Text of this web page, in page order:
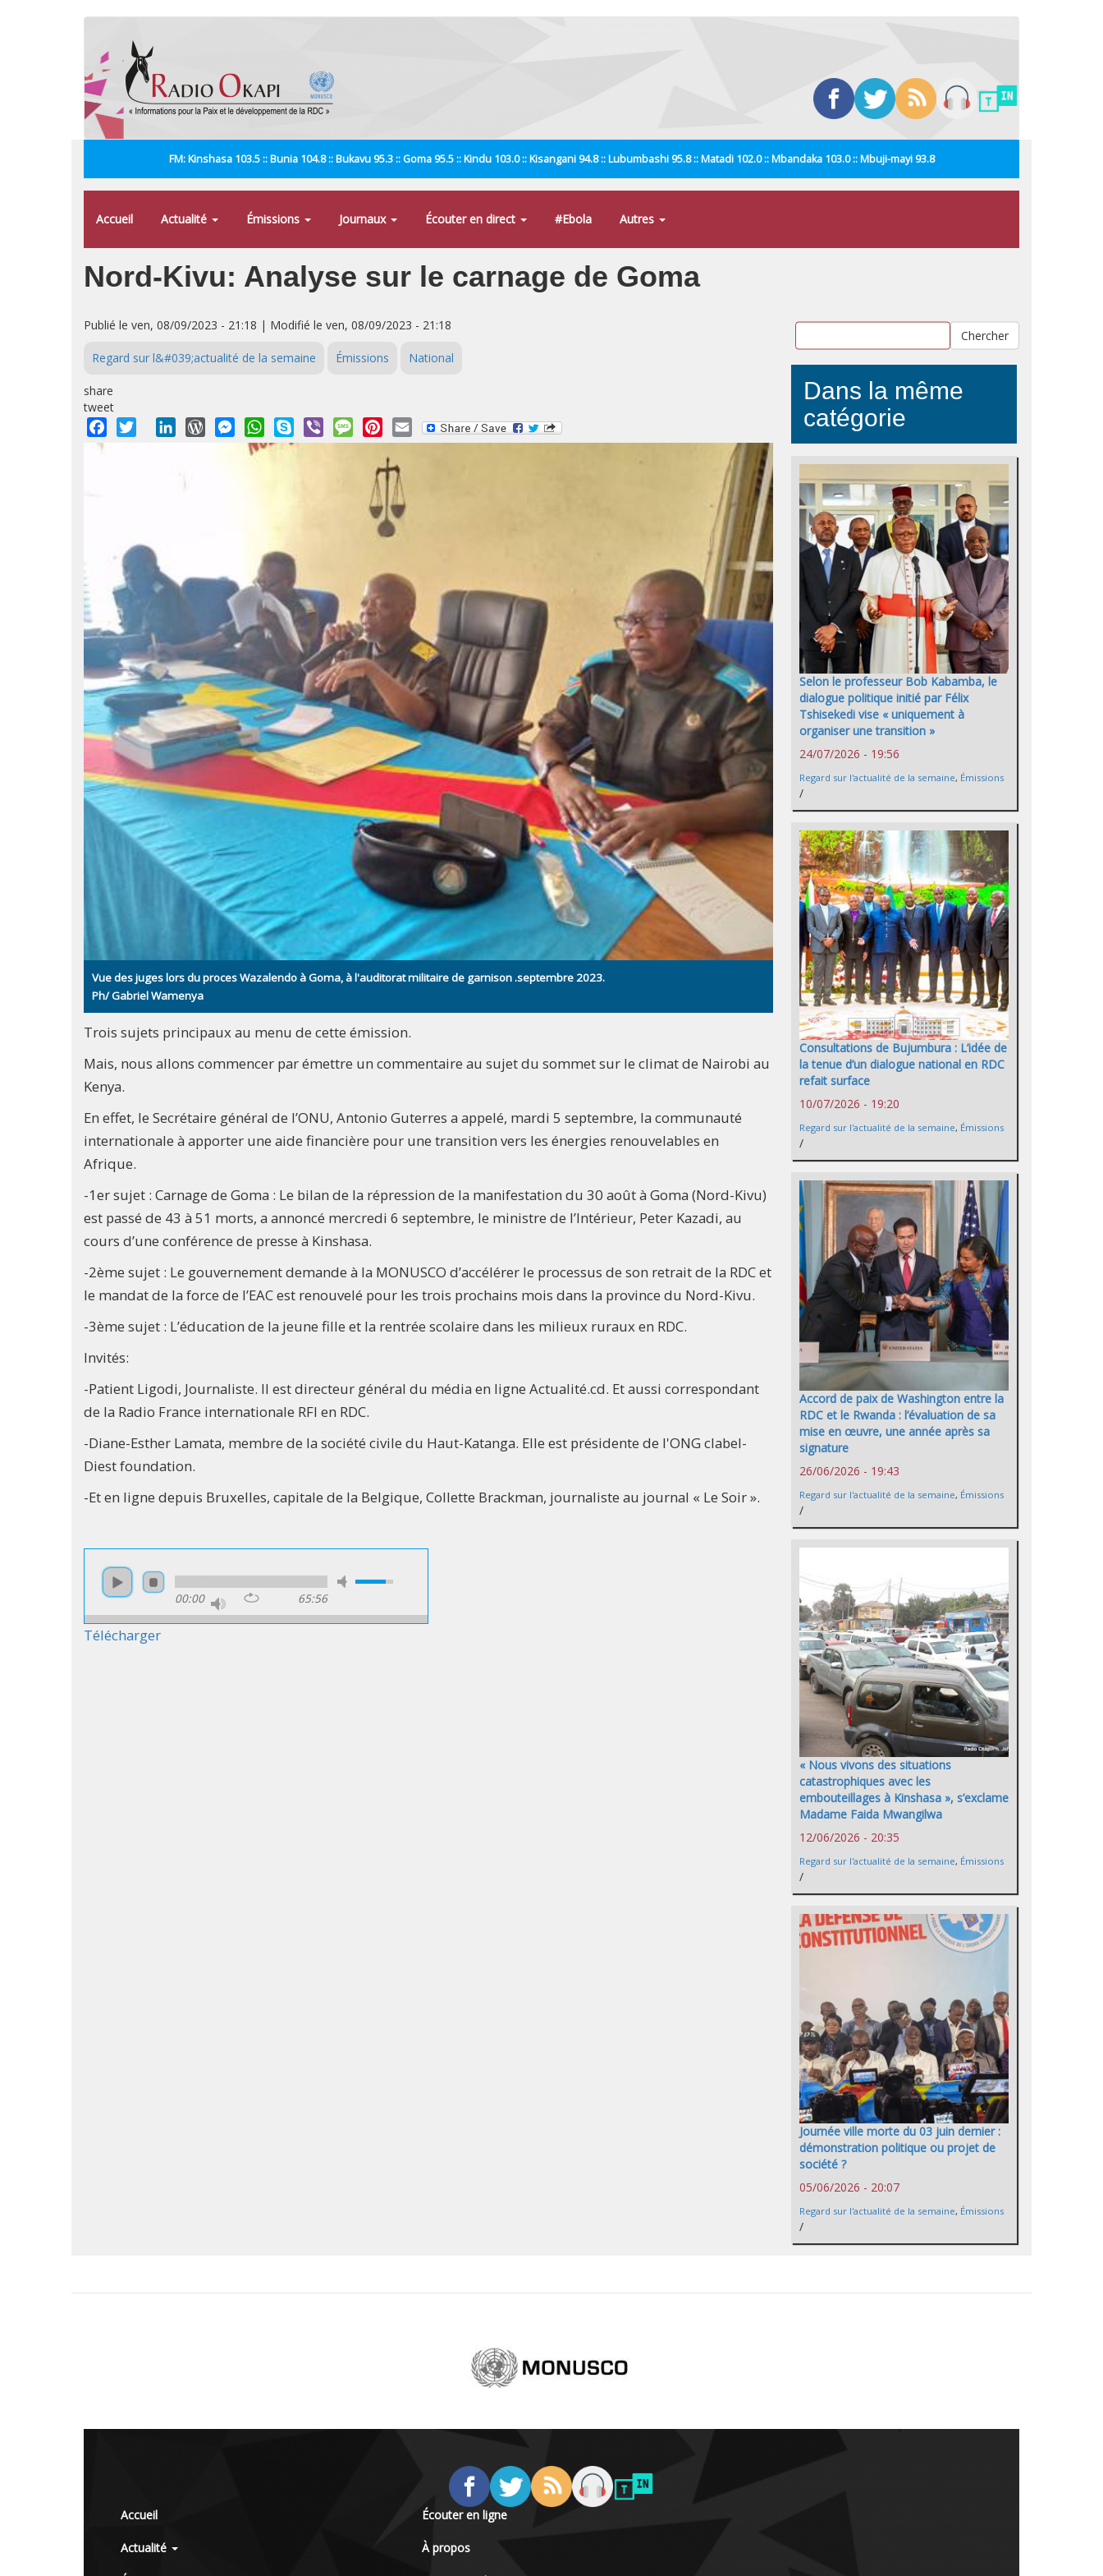
FM: Kinshasa 103.5 :: Bunia 104.8 :: Bukavu 95.3 :: Goma 95.5 :: Kindu 103.0 :: Kisangani 94.8 :: Lubumbashi 95.8 :: Matadi 102.0 :: Mbandaka 103.0 :: Mbuji-mayi 93.8
Accueil Actualité Émissions Journaux Écouter en direct #Ebola Autres
Nord-Kivu: Analyse sur le carnage de Goma
Publié le ven, 08/09/2023 - 21:18 | Modifié le ven, 08/09/2023 - 21:18
Regard sur l&#039;actualité de la semaine Émissions National
share
tweet
Facebook
Twitter LinkedInWordPressMessengerWhatsApp
Skype Viber MessagePinterest
Email
Vue des juges lors du proces Wazalendo à Goma, à l'auditorat militaire de garnison .septembre 2023.
Ph/ Gabriel Wamenya
Trois sujets principaux au menu de cette émission.
Mais, nous allons commencer par émettre un commentaire au sujet du sommet sur le climat de Nairobi au
Kenya.
En effet, le Secrétaire général de l’ONU, Antonio Guterres a appelé, mardi 5 septembre, la communauté
internationale à apporter une aide financière pour une transition vers les énergies renouvelables en
Afrique.
-1er sujet : Carnage de Goma : Le bilan de la répression de la manifestation du 30 août à Goma (Nord-Kivu)
est passé de 43 à 51 morts, a annoncé mercredi 6 septembre, le ministre de l’Intérieur, Peter Kazadi, au
cours d’une conférence de presse à Kinshasa.
-2ème sujet : Le gouvernement demande à la MONUSCO d’accélérer le processus de son retrait de la RDC et
le mandat de la force de l’EAC est renouvelé pour les trois prochains mois dans la province du Nord-Kivu.
-3ème sujet : L’éducation de la jeune fille et la rentrée scolaire dans les milieux ruraux en RDC.
Invités:
-Patient Ligodi, Journaliste. Il est directeur général du média en ligne Actualité.cd. Et aussi correspondant
de la Radio France internationale RFI en RDC.
-Diane-Esther Lamata, membre de la société civile du Haut-Katanga. Elle est présidente de l'ONG clabel-
Diest foundation.
-Et en ligne depuis Bruxelles, capitale de la Belgique, Collette Brackman, journaliste au journal « Le Soir ».
00:00 65:56
Télécharger
Chercher
Dans la même
catégorie
Selon le professeur Bob Kabamba, le
dialogue politique initié par Félix
Tshisekedi vise « uniquement à
organiser une transition »
24/07/2026 - 19:56
Regard sur l'actualité de la semaine, Émissions
/
Consultations de Bujumbura : L’idée de
la tenue d’un dialogue national en RDC
refait surface
10/07/2026 - 19:20
Regard sur l'actualité de la semaine, Émissions
/
Accord de paix de Washington entre la
RDC et le Rwanda : l’évaluation de sa
mise en œuvre, une année après sa
signature
26/06/2026 - 19:43
Regard sur l'actualité de la semaine, Émissions
/
« Nous vivons des situations
catastrophiques avec les
embouteillages à Kinshasa », s’exclame
Madame Faida Mwangilwa
12/06/2026 - 20:35
Regard sur l'actualité de la semaine, Émissions
/
Journée ville morte du 03 juin dernier :
démonstration politique ou projet de
société ?
05/06/2026 - 20:07
Regard sur l'actualité de la semaine, Émissions
/
Accueil
Actualité
Écouter en ligne
À propos